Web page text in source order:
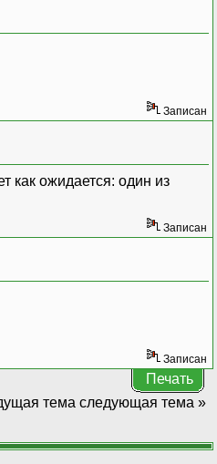
Записан
как ожидается: один из
Записан
Записан
Печать
тема следующая тема »